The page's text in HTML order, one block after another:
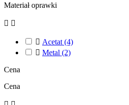
Materiał oprawki
 
 Acetat (4)
 Metal (2)
Cena
Cena